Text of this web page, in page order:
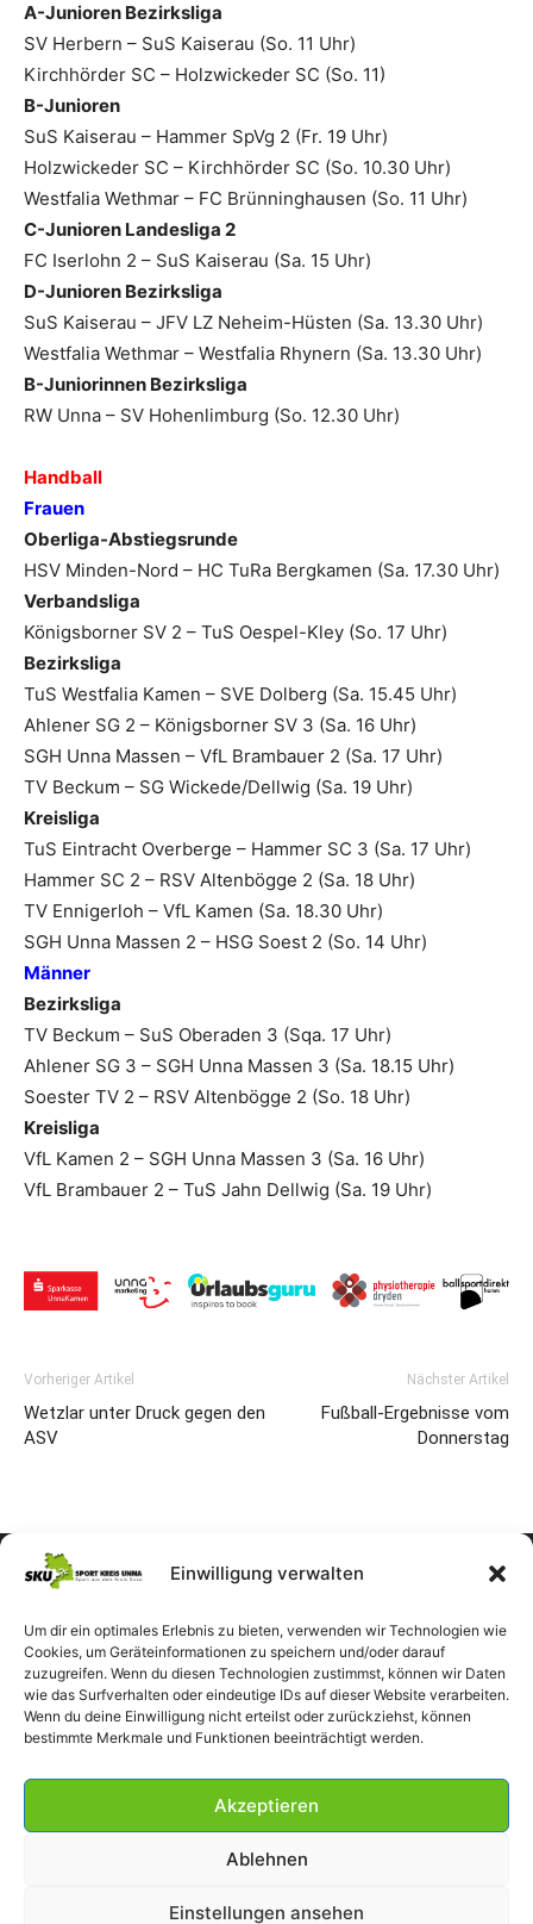
Einwilligung verwalten
Um dir ein optimales Erlebnis zu bieten, verwenden wir Technologien wie
Cookies, um Geräteinformationen zu speichern und/oder darauf
zuzugreifen. Wenn du diesen Technologien zustimmst, können wir Daten
wie das Surfverhalten oder eindeutige IDs auf dieser Website verarbeiten.
Wenn du deine Einwilligung nicht erteilst oder zurückziehst, können
bestimmte Merkmale und Funktionen beeinträchtigt werden.
Akzeptieren
Ablehnen
Einstellungen ansehen
A-Junioren Bezirksliga
SV Herbern – SuS Kaiserau (So. 11 Uhr)
Kirchhörder SC – Holzwickeder SC (So. 11)
B-Junioren
SuS Kaiserau – Hammer SpVg 2 (Fr. 19 Uhr)
Holzwickeder SC – Kirchhörder SC (So. 10.30 Uhr)
Westfalia Wethmar – FC Brünninghausen (So. 11 Uhr)
C-Junioren Landesliga 2
FC Iserlohn 2 – SuS Kaiserau (Sa. 15 Uhr)
D-Junioren Bezirksliga
SuS Kaiserau – JFV LZ Neheim-Hüsten (Sa. 13.30 Uhr)
Westfalia Wethmar – Westfalia Rhynern (Sa. 13.30 Uhr)
B-Juniorinnen Bezirksliga
RW Unna – SV Hohenlimburg (So. 12.30 Uhr)
Handball
Frauen
Oberliga-Abstiegsrunde
HSV Minden-Nord – HC TuRa Bergkamen (Sa. 17.30 Uhr)
Verbandsliga
Königsborner SV 2 – TuS Oespel-Kley (So. 17 Uhr)
Bezirksliga
TuS Westfalia Kamen – SVE Dolberg (Sa. 15.45 Uhr)
Ahlener SG 2 – Königsborner SV 3 (Sa. 16 Uhr)
SGH Unna Massen – VfL Brambauer 2 (Sa. 17 Uhr)
TV Beckum – SG Wickede/Dellwig (Sa. 19 Uhr)
Kreisliga
TuS Eintracht Overberge – Hammer SC 3 (Sa. 17 Uhr)
Hammer SC 2 – RSV Altenbögge 2 (Sa. 18 Uhr)
TV Ennigerloh – VfL Kamen (Sa. 18.30 Uhr)
SGH Unna Massen 2 – HSG Soest 2 (So. 14 Uhr)
Männer
Bezirksliga
TV Beckum – SuS Oberaden 3 (Sqa. 17 Uhr)
Ahlener SG 3 – SGH Unna Massen 3 (Sa. 18.15 Uhr)
Soester TV 2 – RSV Altenbögge 2 (So. 18 Uhr)
Kreisliga
VfL Kamen 2 – SGH Unna Massen 3 (Sa. 16 Uhr)
VfL Brambauer 2 – TuS Jahn Dellwig (Sa. 19 Uhr)
Vorheriger Artikel
Wetzlar unter Druck gegen den
ASV
Nächster Artikel
Fußball-Ergebnisse vom
Donnerstag